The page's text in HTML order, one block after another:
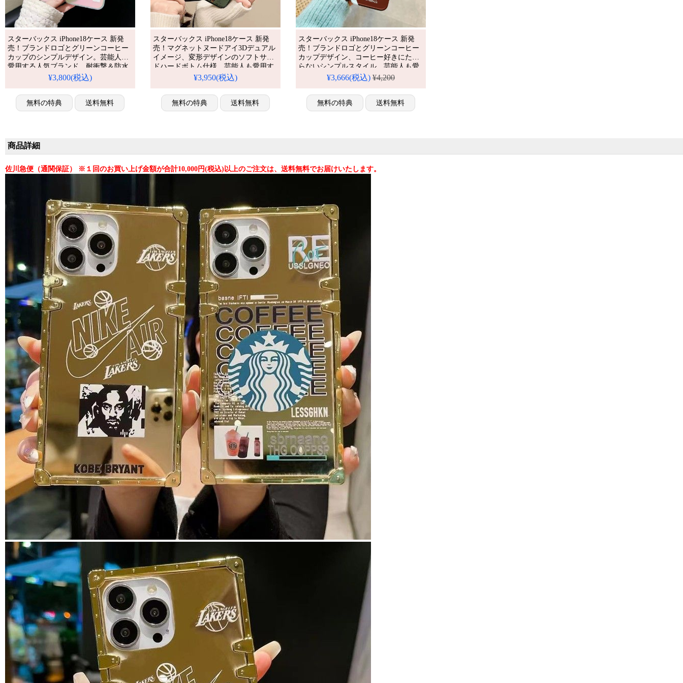
スターバックス iPhone18ケース 新発
売！ブランドロゴとグリーンコーヒー
カップのシンプルデザイン。芸能人も
愛用する人気ブランド、耐衝撃＆防水
の多機能Magsafe仕様。かわいいコーヒ
iPhone17pro/16promaxケースとしても使
える優れもの！（コーヒー好きのスタ
イリッシュな一品）
¥3,800(税込)
無料の特典 送料無料
スターバックス iPhone18ケース 新発
売！マグネットヌードアイ3Dデュアル
イメージ、変形デザインのソフトサイ
ドハードボトム仕様。芸能人も愛用す
る人気ブランド、耐衝撃＆防水の多機
り、格安で手に入り、
iPhone17pro/16promaxケースとしても使
える優れもの！
¥3,950(税込)
無料の特典 送料無料
スターバックス iPhone18ケース 新発
売！ブランドロゴとグリーンコーヒー
カップデザイン、コーヒー好きにたま
らないシンプルスタイル。芸能人も愛
用する人気ブランド、耐衝撃＆防水の
柄が流行り、格安で手に入り、
iPhone17pro/16promaxケースとしても使
える優れもの！（スタイリッシュでコ
¥3,666(税込) ¥4,200
無料の特典 送料無料
商品詳細
佐川急便（通関保証） ※１回のお買い上げ金額が合計10,000円(税込)以上のご注文は、送料無料でお届けいたします。